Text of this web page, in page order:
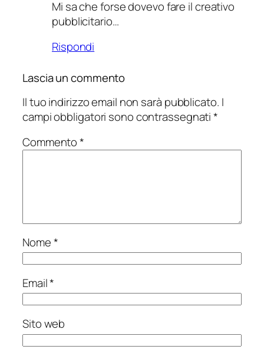
Mi sa che forse dovevo fare il creativo
pubblicitario…
Rispondi
Lascia un commento
Il tuo indirizzo email non sarà pubblicato. I
campi obbligatori sono contrassegnati*
Commento*
Nome*
Email*
Sito web